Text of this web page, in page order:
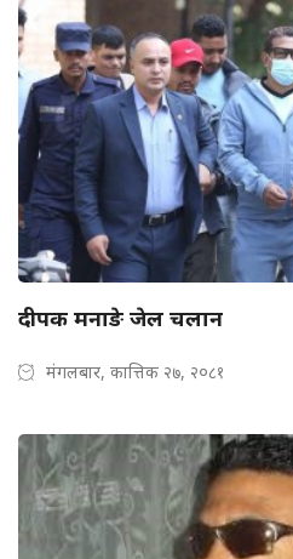
दीपक मनाङे जेल चलान
मंगलबार, कात्तिक २७, २०८१